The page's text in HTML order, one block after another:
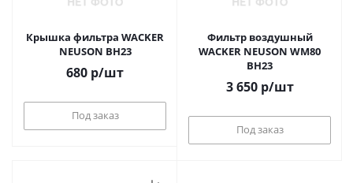
Крышка фильтра WACKER
NEUSON BH23
680 р/шт
Под заказ
Фильтр воздушный
WACKER NEUSON WM80
BH23
3 650р/шт
Под заказ